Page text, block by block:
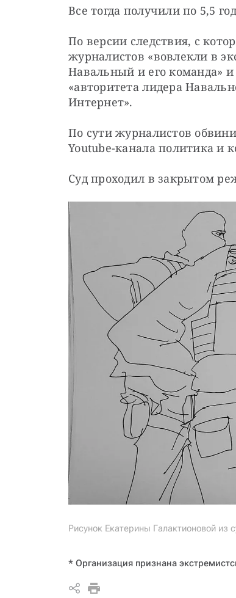
Все тогда получили по 5,5
По версии следствия, с
журналистов «вовлекли в
Навальный и его команда»
«авторитета лидера
Интернет».
По сути журналистов
Youtube-канала политика и
Суд проходил в закрытом
Рисунок Екатерины Галактионовой из
* Организация признана